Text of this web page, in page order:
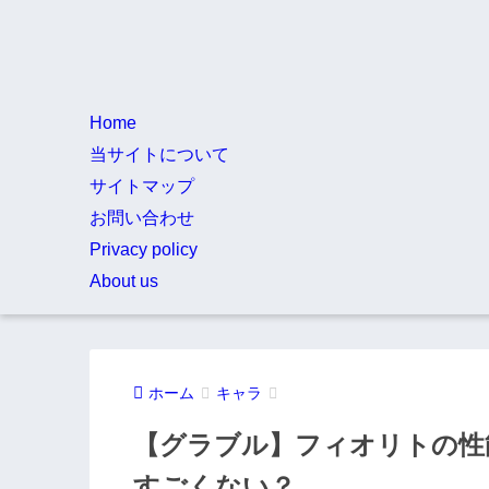
Home
当サイトについて
サイトマップ
お問い合わせ
Privacy policy
About us
ホーム キャラ
【グラブル】フィオリトの